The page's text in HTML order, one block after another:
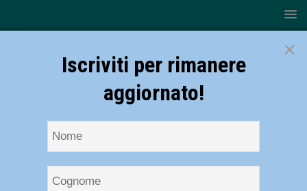
×
Iscriviti per rimanere
aggiornato!